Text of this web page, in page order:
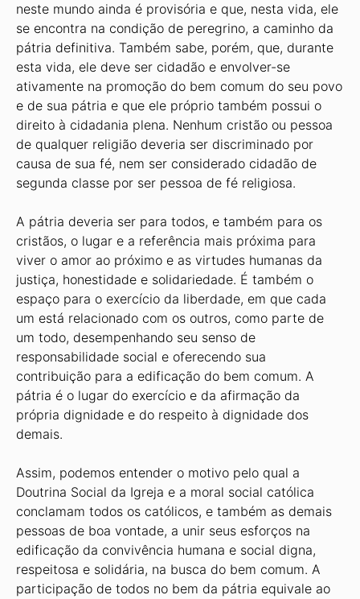
neste mundo ainda é provisória e que, nesta vida, ele
se encontra na condição de peregrino, a caminho da
pátria definitiva. Também sabe, porém, que, durante
esta vida, ele deve ser cidadão e envolver-se
ativamente na promoção do bem comum do seu povo
e de sua pátria e que ele próprio também possui o
direito à cidadania plena. Nenhum cristão ou pessoa
de qualquer religião deveria ser discriminado por
causa de sua fé, nem ser considerado cidadão de
segunda classe por ser pessoa de fé religiosa.
A pátria deveria ser para todos, e também para os
cristãos, o lugar e a referência mais próxima para
viver o amor ao próximo e as virtudes humanas da
justiça, honestidade e solidariedade. É também o
espaço para o exercício da liberdade, em que cada
um está relacionado com os outros, como parte de
um todo, desempenhando seu senso de
responsabilidade social e oferecendo sua
contribuição para a edificação do bem comum. A
pátria é o lugar do exercício e da afirmação da
própria dignidade e do respeito à dignidade dos
demais.
Assim, podemos entender o motivo pelo qual a
Doutrina Social da Igreja e a moral social católica
conclamam todos os católicos, e também as demais
pessoas de boa vontade, a unir seus esforços na
edificação da convivência humana e social digna,
respeitosa e solidária, na busca do bem comum. A
participação de todos no bem da pátria equivale ao